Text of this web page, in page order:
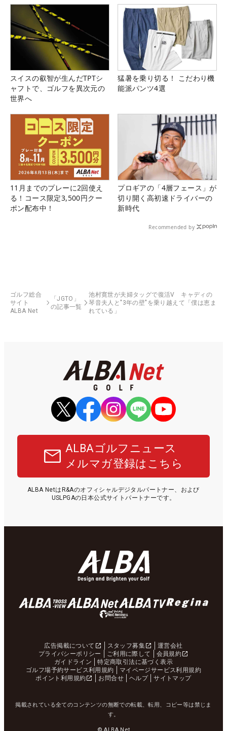
スイスの叡智が生んだTPTシ
ャフトで、ゴルフを異次元の
世界へ
猛暑を乗り切る！ こだわり機
能派パンツ4選
11月までのプレーに2回使え
る！コース限定3,500円クー
ポン配布中！
プロギアの「4層フェース」が
切り開く高初速ドライバーの
新時代
Recommended by
ゴルフ総合
サイト
ALBA Net
「JGTO」
の記事一覧
池村寛世が夫婦タッグで復活V キャディの
琴音夫人と"3年の壁"を乗り越えて「僕は恵ま
れている」
ALBAゴルフニュース
メルマガ登録はこちら
ALBA NetはR&Aのオフィシャルデジタルパートナー、および
USLPGAの日本公式サイトパートナーです。
広告掲載について スタッフ募集
運営会社
プライバシーポリシー
ご利用に際して
会員規約
ガイドライン
特定商取引法に基づく表示
ゴルフ場予約サービス利用規約
マイページサービス利用規約
ポイント利用規約
お問合せ ヘルプ サイトマップ
掲載されている全てのコンテンツの無断での転載、転用、コピー等は禁じま
す。